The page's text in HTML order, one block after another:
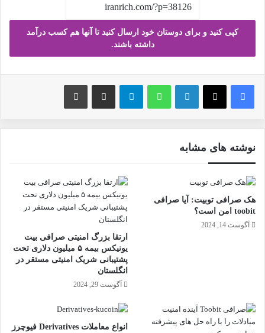
کپی کنید و برای دوستان خود ارسال کنید تا آنها هم کسب درآمد
داشته باشند.
فیس بوک X لینکدین واتس آپ تلگرام ارسال ایمیل چاپ
نوشته های مشابه
هک صرافی توبیت: آیا صرافی
toobit امن است؟
آگوست 14, 2024
ارتقا بزرگ امنیتی صرافی بیت
یونیکس بیمه ۵ میلیون دلاری تحت
پشتیبانی شریک امنیتی مستقر در
انگلستان
آگوست 29, 2024
انواع معاملات Derivatives فیوچرز